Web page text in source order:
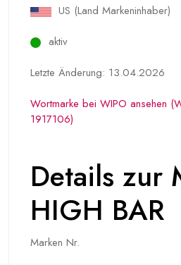
US (Land Markeninhaber)
aktiv
Letzte Änderung: 13.04.2026
Wortmarke bei WIPO ansehen
1917106)
Details zur
HIGH BAR
Marken Nr.